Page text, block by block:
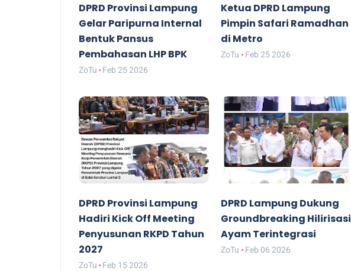
DPRD Provinsi Lampung
Gelar Paripurna Internal
Bentuk Pansus
Pembahasan LHP BPK
ZoTu Feb 25 2026
Ketua DPRD Lampung
Pimpin Safari Ramadhan
di Metro
ZoTu Feb 25 2026
DPRD Provinsi Lampung
Hadiri Kick Off Meeting
Penyusunan RKPD Tahun
2027
ZoTu Feb 15 2026
DPRD Lampung Dukung
Groundbreaking Hilirisasi
Ayam Terintegrasi
ZoTu Feb 06 2026